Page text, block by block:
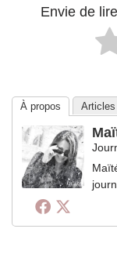
Envie de
À propos